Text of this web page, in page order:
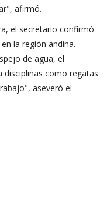
afirmó.
el secretario confirmó
la región andina.
de agua, el
disciplinas como regatas
aseveró el